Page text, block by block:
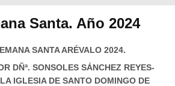
Santa. Año 2024
SANTA ARÉVALO 2024.
DÑª. SONSOLES SÁNCHEZ REYES-
IGLESIA DE SANTO DOMINGO DE